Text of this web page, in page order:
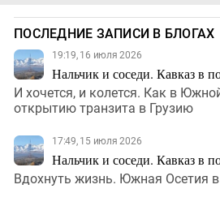
ПОСЛЕДНИЕ ЗАПИСИ В БЛОГАХ
19:19, 16 июля 2026
Нальчик и соседи. Кавказ в
И хочется, и колется. Как в
открытию транзита в Грузию
17:49, 15 июля 2026
Нальчик и соседи. Кавказ в
Вдохнуть жизнь. Южная Осетия